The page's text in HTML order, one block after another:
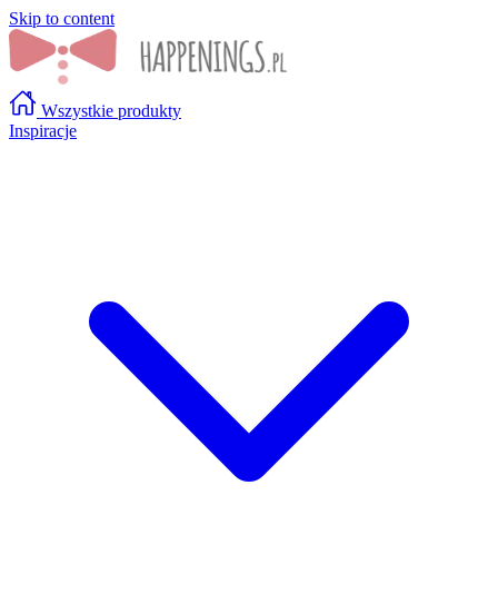
Skip to content
Wszystkie produkty
Inspiracje